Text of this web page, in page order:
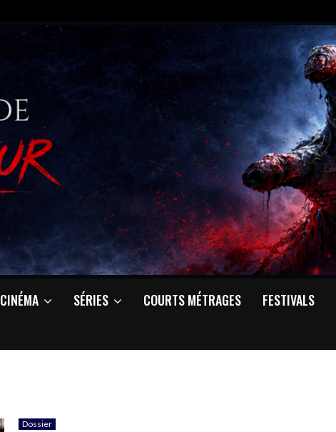
CINÉMA SÉRIES COURTS MÉTRAGES FESTIVALS
Dossier